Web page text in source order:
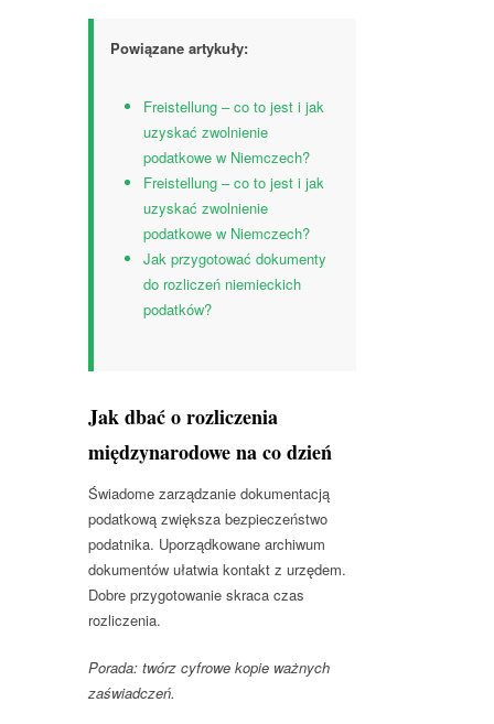
Powiązane artykuły:
Freistellung – co to jest i jak
uzyskać zwolnienie
podatkowe w Niemczech?
Freistellung – co to jest i jak
uzyskać zwolnienie
podatkowe w Niemczech?
Jak przygotować dokumenty
do rozliczeń niemieckich
podatków?
Jak dbać o rozliczenia
międzynarodowe na co dzień
Świadome zarządzanie dokumentacją
podatkową zwiększa bezpieczeństwo
podatnika. Uporządkowane archiwum
dokumentów ułatwia kontakt z urzędem.
Dobre przygotowanie skraca czas
rozliczenia.
Porada: twórz cyfrowe kopie ważnych
zaświadczeń.